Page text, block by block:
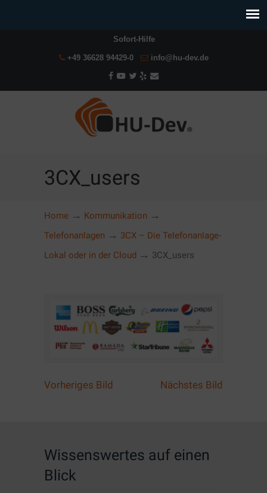
Sofort-Hilfe
+49 36628 94429-0 info@hu-dev.de
3CX_users
Home → Kommunikation →
Telefonanlagen → 3CX – Die Telefonanlage-
Lokal oder in der Cloud → 3CX_users
Vorheriges Bild Nächstes Bild
Wissenswertes auf einen
Blick